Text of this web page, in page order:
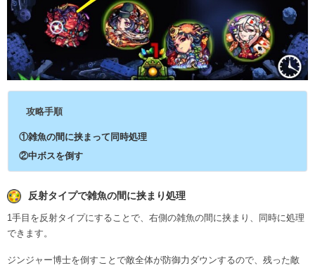
攻略手順
①雑魚の間に挟まって同時処理
②中ボスを倒す
反射タイプで雑魚の間に挟まり処理
1手目を反射タイプにすることで、右側の雑魚の間に挟まり、同時に処理
できます。
ジンジャー博士を倒すことで敵全体が防御力ダウンするので、残った敵